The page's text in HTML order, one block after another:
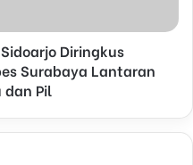
Diringkus
Surabaya Lantaran
dan Pil